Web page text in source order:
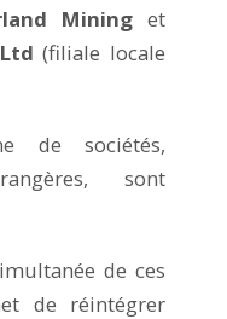
Mininget
(filiale locale
de sociétés,
sont
de ces
de réintégrer